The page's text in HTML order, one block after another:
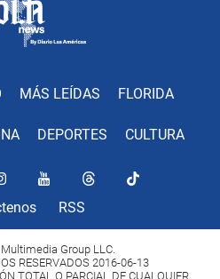
MÁS LEÍDAS FLORIDA
DEPORTES CULTURA
RSS
Group LLC.
RESERVADOS 2016-06-13
TOTAL O PARCIAL DE CUALQUIER